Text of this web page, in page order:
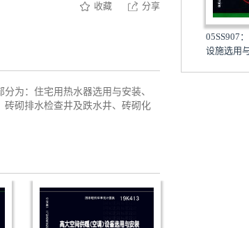
收藏 分享
为：住宅用热水器选用与安装、
砖砌排水检查井及跌水井、砖砌化
05SS907
设施选用